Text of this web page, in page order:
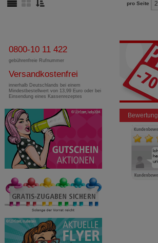
pro Seite
0800-10 11 422
gebührenfreie Rufnummer
Versandkostenfrei
innerhalb Deutschlands bei einem
Mindestbestellwert von 13,99 Euro oder bei
Einsendung eines Kassenrezeptes
Bewertung